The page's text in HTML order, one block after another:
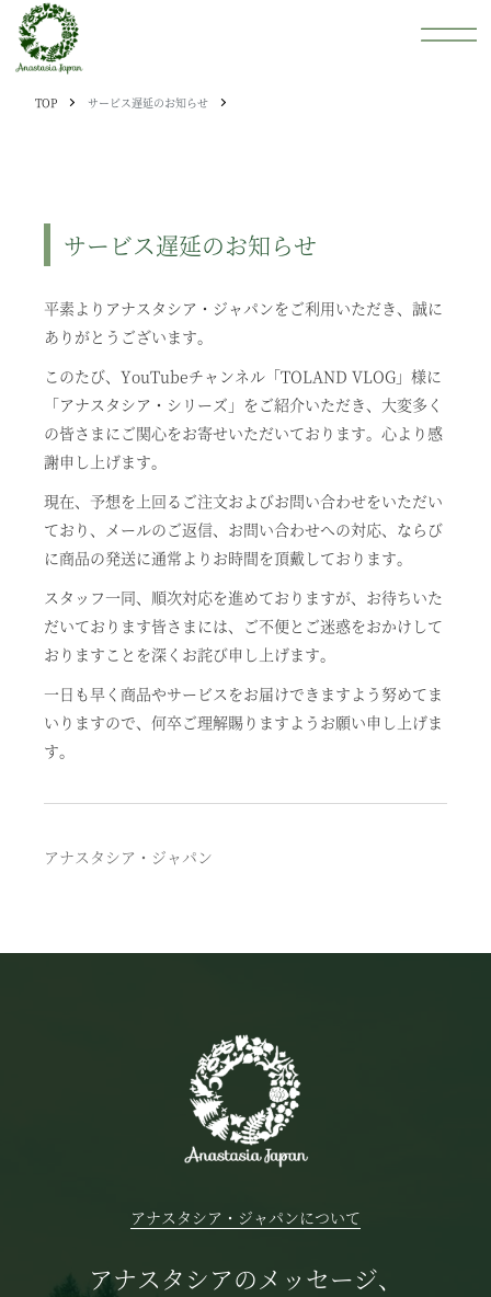
TOP サービス遅延のお知らせ
サービス遅延のお知らせ
平素よりアナスタシア・ジャパンをご利用いただき、誠に
ありがとうございます。
このたび、YouTubeチャンネル「TOLAND VLOG」様に
「アナスタシア・シリーズ」をご紹介いただき、大変多く
の皆さまにご関心をお寄せいただいております。心より感
謝申し上げます。
現在、予想を上回るご注文およびお問い合わせをいただい
ており、メールのご返信、お問い合わせへの対応、ならび
に商品の発送に通常よりお時間を頂戴しております。
スタッフ一同、順次対応を進めておりますが、お待ちいた
だいております皆さまには、ご不便とご迷惑をおかけして
おりますことを深くお詫び申し上げます。
一日も早く商品やサービスをお届けできますよう努めてま
いりますので、何卒ご理解賜りますようお願い申し上げま
す。
アナスタシア・ジャパン
アナスタシア・ジャパンについて
アナスタシアのメッセージ、